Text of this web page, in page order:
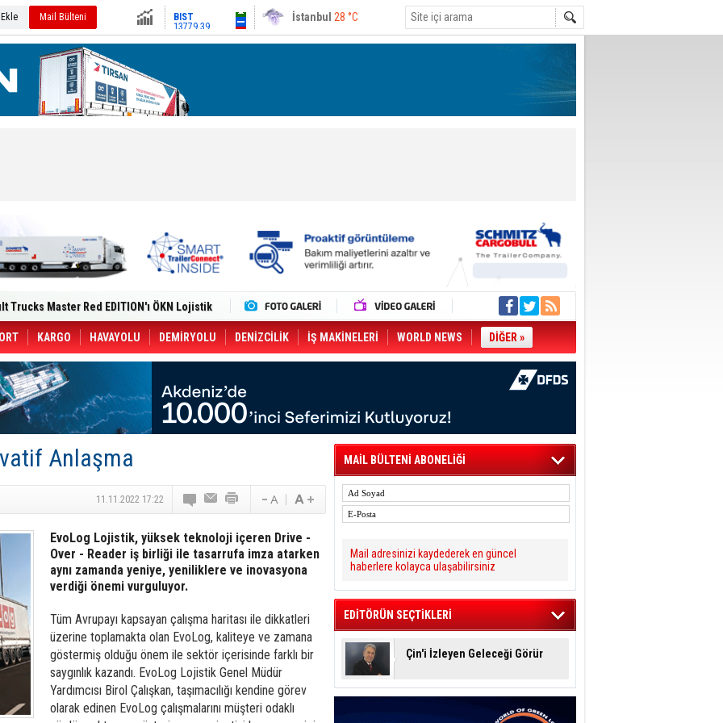
Mail Bülteni
Altın6659.71 Ankara32 °C
Yeni Tesisiyle Küresel Büyümesini
Dron Saldırısı: 3 Mürettebatın
CCO'su Oldu
49 Destinasyonda İndirimli Taşıma
Kargo Haziran 2026 Döneminde %8.5
Dergi)
Dijitalleştiriyor
in June, Up 8.5%
ile Güçlendirdi
Saadia Zahidi Getirildi. IATA Tarihinde İlk
Zahidi as Director General
KARGO HAVAYOLU DEMİRYOLU DENİZCİLİK İŞ MAKİNELERİ WORLD NEWS DİĞER »
Anlaşma
11.11.2022 17:22
EvoLog Lojistik, yüksek teknoloji içeren Drive -
Over - Reader iş birliği ile tasarrufa imza atarken
aynı zamanda yeniye, yeniliklere ve inovasyona
verdiği önemi vurguluyor.
Tüm Avrupayı kapsayan çalışma haritası ile dikkatle­ri
üzerine toplamakta olan EvoLog, kaliteye ve zamana
göstermiş olduğu önem ile sektör içerisinde farklı bir
say­gınlık kazandı. EvoLog Lojis­tik Genel Müdür
Yardımcısı Birol Çalışkan, taşımacılığı kendine görev
olarak edinen EvoLog çalışmalarını müşteri odaklı
MAİL BÜLTENİ ABONELİĞİ
Mail adresinizi kaydederek en güncel
haberlere kolayca ulaşabilirsiniz
EDİTÖRÜN SEÇTİKLERİ
Çin'i İzleyen Geleceği Görür